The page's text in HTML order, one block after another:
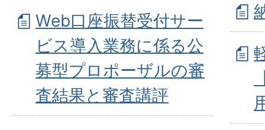
Web口座振替受付サー
ビス導入業務に係る公
募型プロポーザルの審
査結果と審査講評